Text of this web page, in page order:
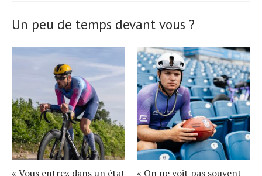
Un peu de temps devant vous ?
« Vous entrez dans un état « On ne voit pas souvent